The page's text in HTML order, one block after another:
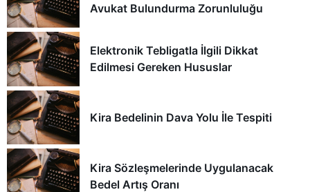
Avukat Bulundurma Zorunluluğu
Elektronik Tebligatla İlgili Dikkat
Edilmesi Gereken Hususlar
Kira Bedelinin Dava Yolu İle Tespiti
Kira Sözleşmelerinde Uygulanacak
Bedel Artış Oranı